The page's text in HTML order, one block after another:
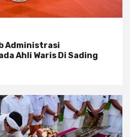
Administrasi
Ahli Waris Di Sading